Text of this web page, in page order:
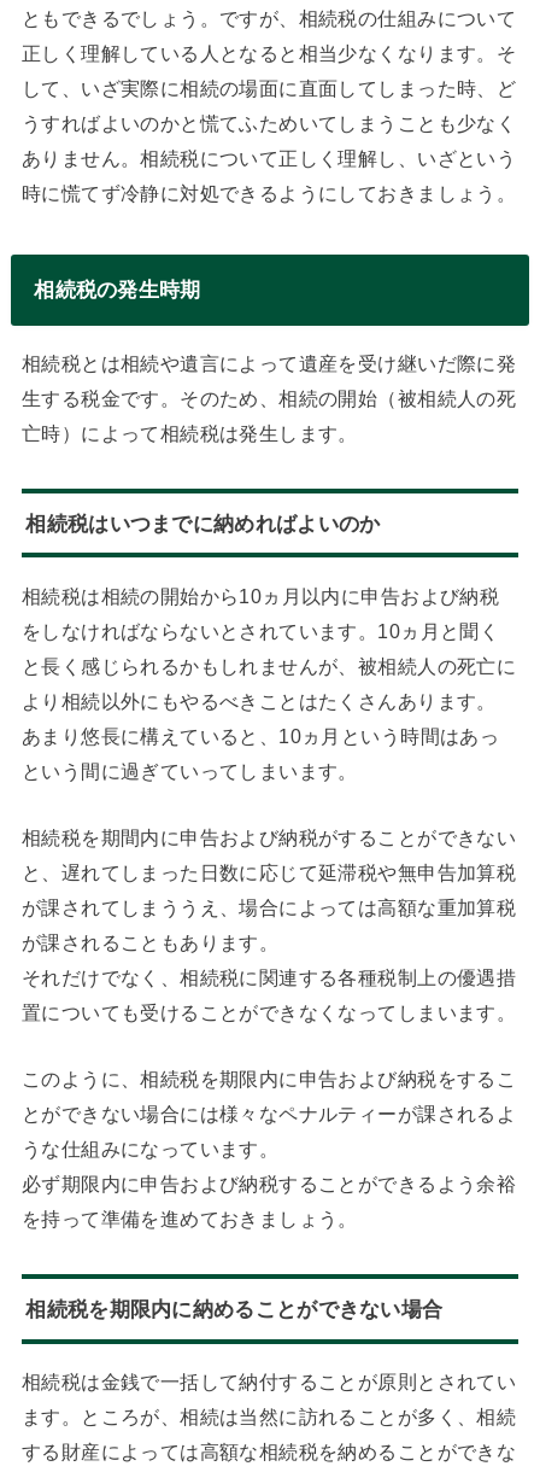
ともできるでしょう。ですが、相続税の仕組みについて
正しく理解している人となると相当少なくなります。そ
して、いざ実際に相続の場面に直面してしまった時、ど
うすればよいのかと慌てふためいてしまうことも少なく
ありません。相続税について正しく理解し、いざという
時に慌てず冷静に対処できるようにしておきましょう。
相続税の発生時期
相続税とは相続や遺言によって遺産を受け継いだ際に発
生する税金です。そのため、相続の開始（被相続人の死
亡時）によって相続税は発生します。
相続税はいつまでに納めればよいのか
相続税は相続の開始から10ヵ月以内に申告および納税
をしなければならないとされています。10ヵ月と聞く
と長く感じられるかもしれませんが、被相続人の死亡に
より相続以外にもやるべきことはたくさんあります。
あまり悠長に構えていると、10ヵ月という時間はあっ
という間に過ぎていってしまいます。
相続税を期間内に申告および納税がすることができない
と、遅れてしまった日数に応じて延滞税や無申告加算税
が課されてしまううえ、場合によっては高額な重加算税
が課されることもあります。
それだけでなく、相続税に関連する各種税制上の優遇措
置についても受けることができなくなってしまいます。
このように、相続税を期限内に申告および納税をするこ
とができない場合には様々なペナルティーが課されるよ
うな仕組みになっています。
必ず期限内に申告および納税することができるよう余裕
を持って準備を進めておきましょう。
相続税を期限内に納めることができない場合
相続税は金銭で一括して納付することが原則とされてい
ます。ところが、相続は当然に訪れることが多く、相続
する財産によっては高額な相続税を納めることができな